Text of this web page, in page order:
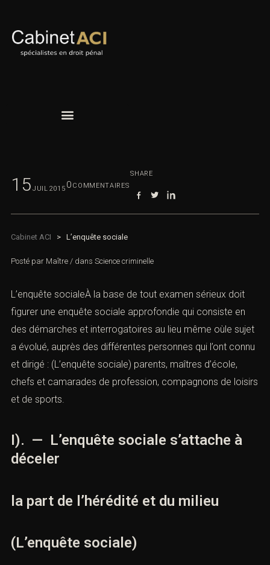
15 JUIL 2015 0 COMMENTAIRES
SHARE
Cabinet ACI > L’enquête sociale
Posté par Maître / dans Science criminelle
L’enquête socialeÀ la base de tout examen sérieux doit
figurer une enquête sociale approfondie qui consiste en
des démarches et interrogatoires au lieu même oùle sujet
a évolué, auprès des différentes personnes qui l’ont connu
et dirigé : (L’enquête sociale) parents, maîtres d’école,
chefs et camarades de profession, compagnons de loisirs
et de sports.
I). — L’enquête sociale s’attache à
déceler
la part de l’hérédité et du milieu
(L’enquête sociale)